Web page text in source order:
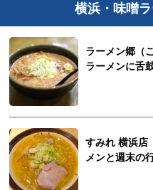
横浜・味噌
ラーメン郷（
ラーメンに舌
すみれ 横浜店
メンと週末の